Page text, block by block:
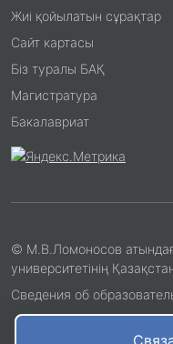
Жиі қойылатын сұрақтар
Сайт картасы
Біз туралы БАҚ
Магистратура
Бакалавриат
© М.В.Ломоносов
университетінің
Сведения об